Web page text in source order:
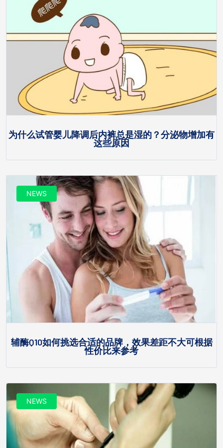
为什么试管婴儿降调后内裤总是湿的？分泌物增加有
这些原因
NEWS
辅酶Q10如何挑选合适的品牌，效果差距不大可根据
性价比来参考
NEWS